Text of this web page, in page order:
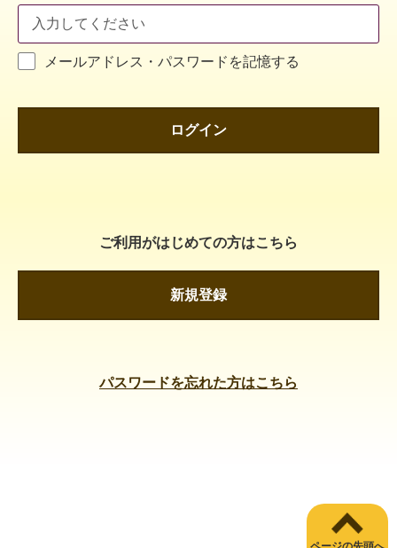
メールアドレス・パスワードを記憶する
ログイン
ご利用がはじめての方はこちら
新規登録
パスワードを忘れた方はこちら